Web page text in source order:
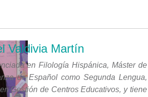
Valdivia Martín
en Filología Hispánica, Máster de
de Español como Segunda Lengua,
Gestión de Centros Educativos, y tiene